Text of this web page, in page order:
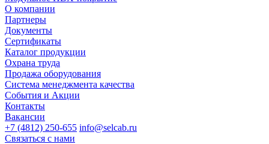
О компании
Партнеры
Документы
Сертификаты
Каталог продукции
Охрана труда
Продажа оборудования
Система менеджмента качества
События и Акции
Контакты
Вакансии
+7 (4812) 250-655 info@selcab.ru
Связаться с нами